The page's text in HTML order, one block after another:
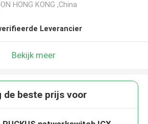
HONG KONG ,China
Leverancier
Bekijk meer
de beste prijs voor